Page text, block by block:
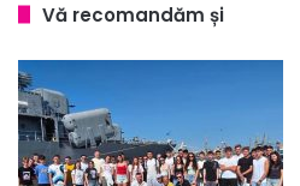
Vă recomandăm și